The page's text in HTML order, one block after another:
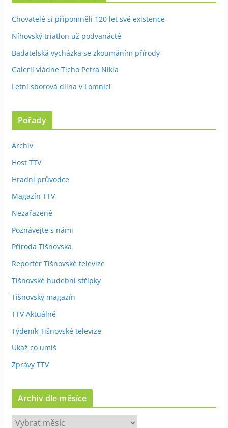
Chovatelé si připomněli 120 let své existence
Níhovský triatlon už podvanácté
Badatelská vycházka se zkoumáním přírody
Galerii vládne Ticho Petra Nikla
Letní sborová dílna v Lomnici
Pořady
Archiv
Host TTV
Hradní průvodce
Magazín TTV
Nezařazené
Poznávejte s námi
Příroda Tišnovska
Reportér Tišnovské televize
Tišnovské hudební střípky
Tišnovský magazín
TTV Aktuálně
Týdeník Tišnovské televize
Ukaž co umíš
Zprávy TTV
Archiv dle měsíce
A